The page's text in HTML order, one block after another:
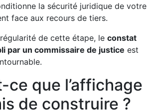
la sécurité juridique de votre
face aux recours de tiers.
de cette étape, le constat
par un commissaire de justice est
ce que l’affichage
de construire ?